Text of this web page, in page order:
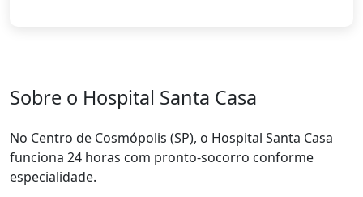
Sobre o Hospital Santa Casa
No Centro de Cosmópolis (SP), o Hospital Santa Casa
funciona 24 horas com pronto-socorro conforme
especialidade.